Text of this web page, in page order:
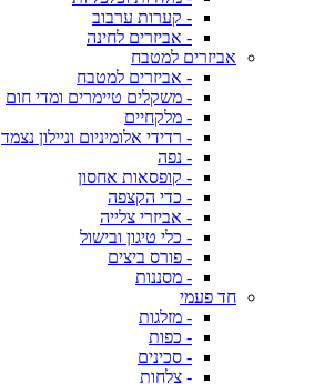
- קערות ערבוב
- אביזרים לחינה
אביזרים למטבח
- אביזרים למטבח
- משקלים טיימרים ומדי חום
- מלקחיים
- רדידי אלומיניום וניילון נצמד
- נפה
- קופסאות אחסון
- כדי הקצפה
- אביזרי צלייה
- כלי טיגון ובישול
- פורס ביצים
- מסננות
חד פעמי
- מזלגות
- כפות
- סכינים
- צלחות